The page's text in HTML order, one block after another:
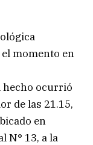
momento en
hecho ocurrió
de las 21.15,
en
N° 13, a la